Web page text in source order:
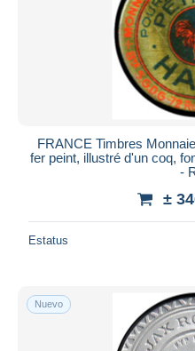
FRANCE Timbres
fer peint, illustré d'un coq,
-
±
Estatus
Nuevo